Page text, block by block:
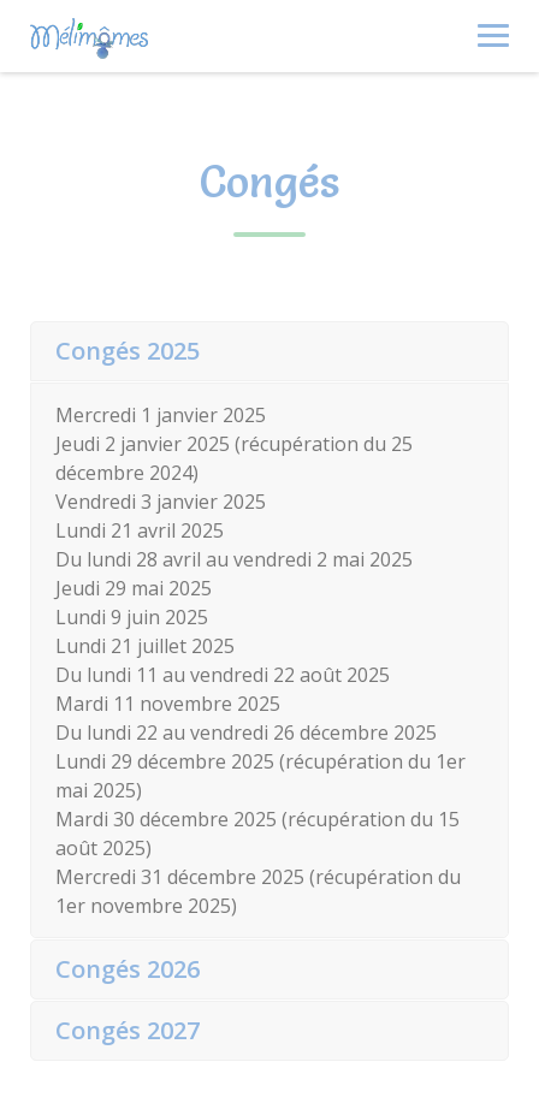
content
Congés
Congés 2025
Mercredi 1 janvier 2025
Jeudi 2 janvier 2025 (récupération du 25
décembre 2024)
Vendredi 3 janvier 2025
Lundi 21 avril 2025
Du lundi 28 avril au vendredi 2 mai 2025
Jeudi 29 mai 2025
Lundi 9 juin 2025
Lundi 21 juillet 2025
Du lundi 11 au vendredi 22 août 2025
Mardi 11 novembre 2025
Du lundi 22 au vendredi 26 décembre 2025
Lundi 29 décembre 2025 (récupération du 1er
mai 2025)
Mardi 30 décembre 2025 (récupération du 15
août 2025)
Mercredi 31 décembre 2025 (récupération du
1er novembre 2025)
Congés 2026
Congés 2027